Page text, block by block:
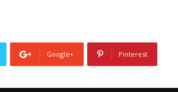
Google+ Pinterest